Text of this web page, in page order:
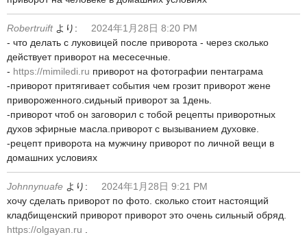
Robertruift より:
2024年1月28日 8:20 PM
- что делать с луковицей после приворота - через сколько
действует приворот на месесечные.
- https://mimiledi.ru приворот на фотографии пентаграма
-приворот притягивает события чем грозит приворот жене
привороженного.сидьный приворот за 1день.
-приворот чтоб он заговорил с тобой рецепты приворотных
духов эфирные масла.приворот с вызыванием духовке.
-рецепт приворота на мужчину приворот по личной вещи в
домашних условиях
Johnnynuafe より:
2024年1月28日 9:21 PM
хочу сделать приворот по фото. сколько стоит настоящий
кладбищенский приворот приворот это очень сильный обряд.
https://olgayan.ru